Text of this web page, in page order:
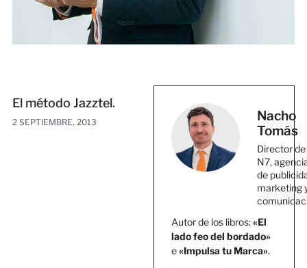
El método Jazztel.
2 SEPTIEMBRE, 2013
Nacho
Tomás
Director de
N7,
de
marketing
Autor de los libros:«El
lado feo del bordado»
e«Impulsa tu Marca».